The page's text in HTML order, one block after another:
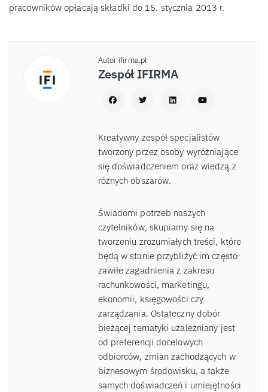
pracowników opłacają składki do 15. stycznia 2013 r.
Autor ifirma.pl
Zespół IFIRMA
Kreatywny zespół specjalistów
tworzony przez osoby wyróżniające
się doświadczeniem oraz wiedzą z
różnych obszarów.
Świadomi potrzeb naszych
czytelników, skupiamy się na
tworzeniu zrozumiałych treści, które
będą w stanie przybliżyć im często
zawiłe zagadnienia z zakresu
rachunkowości, marketingu,
ekonomii, księgowości czy
zarządzania. Ostateczny dobór
bieżącej tematyki uzależniany jest
od preferencji docelowych
odbiorców, zmian zachodzących w
biznesowym środowisku, a także
samych doświadczeń i umiejętności